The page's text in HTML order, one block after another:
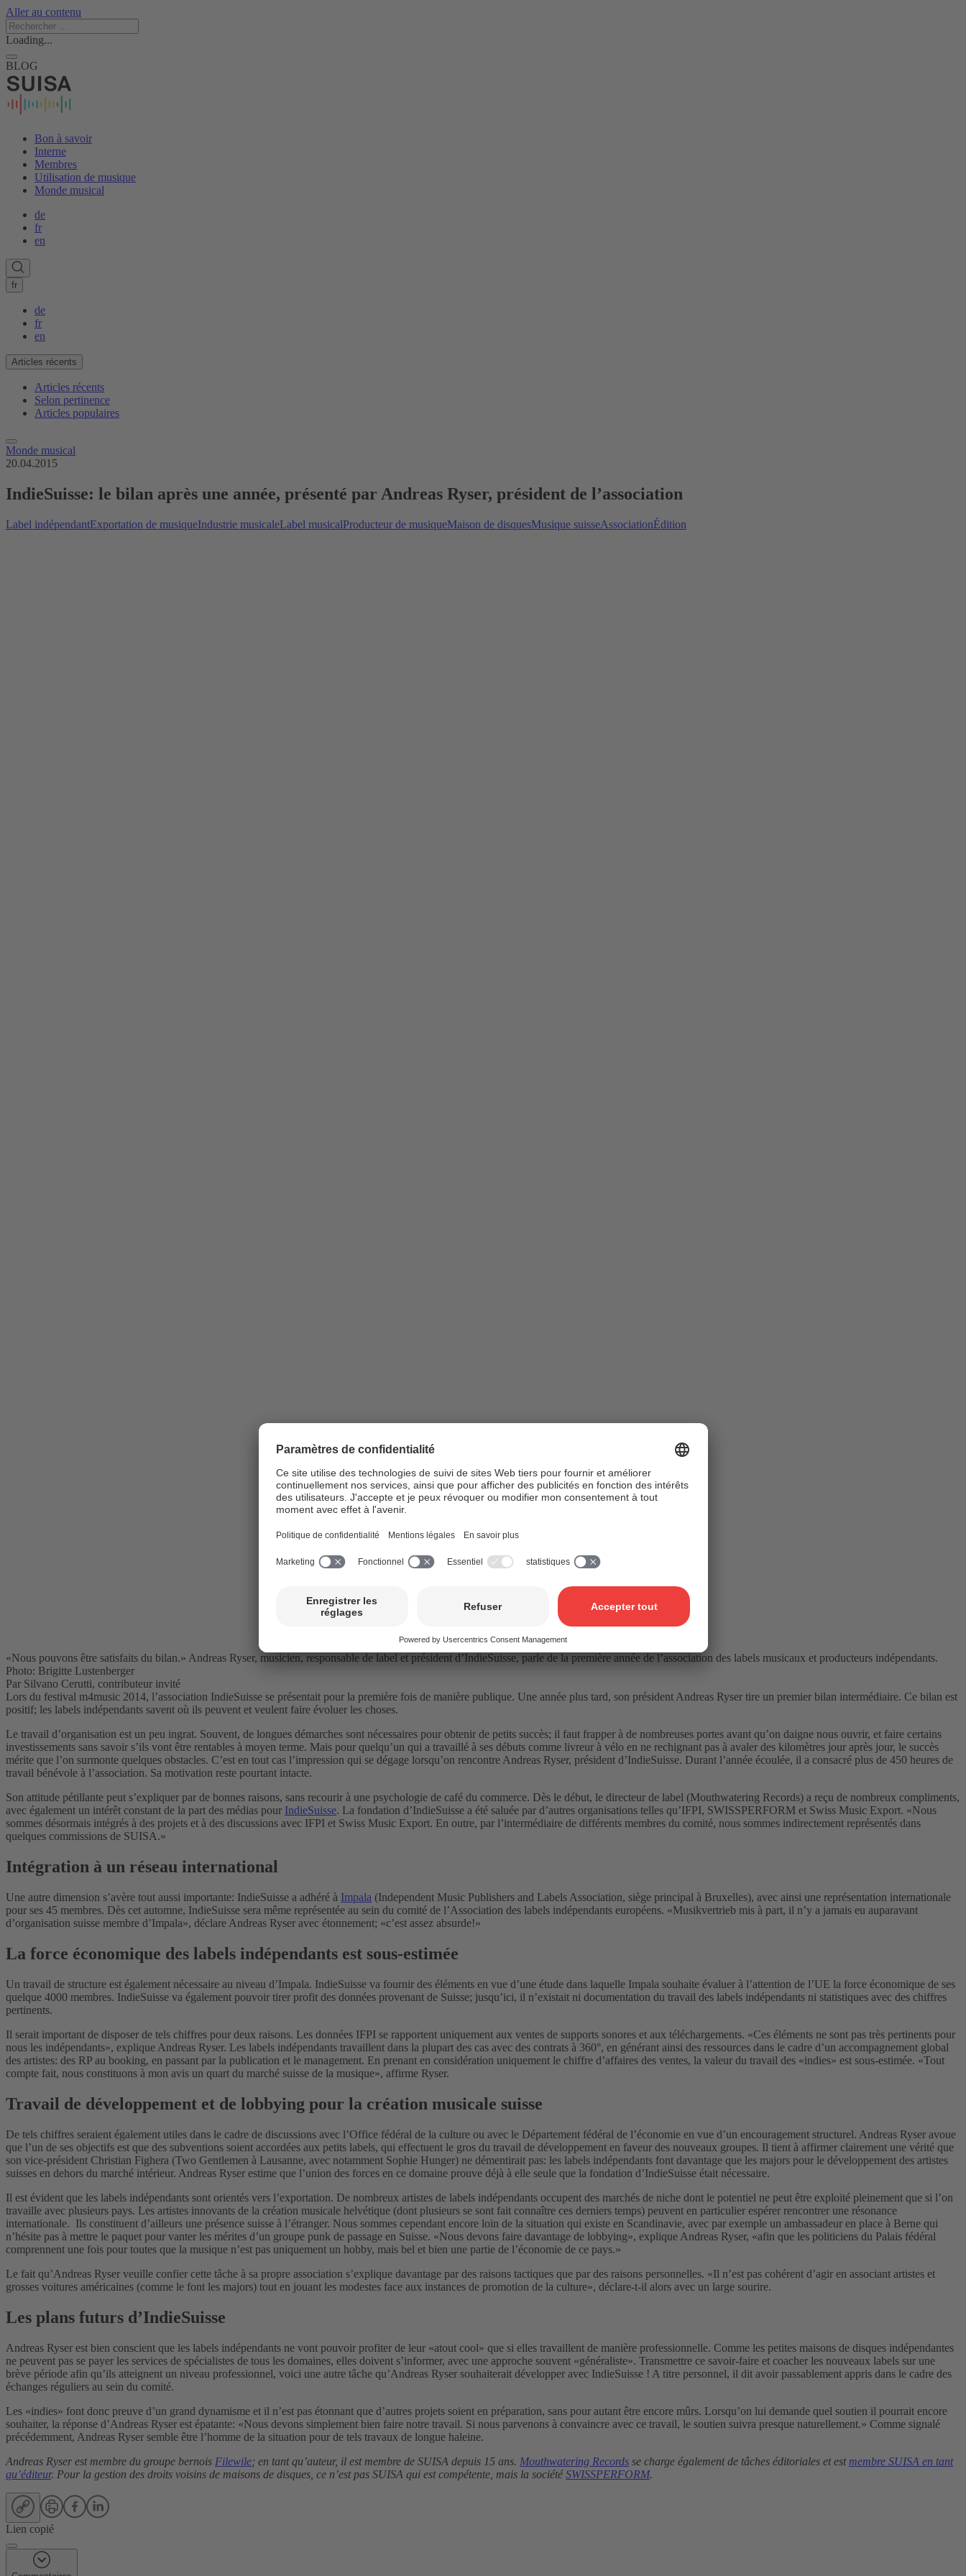
Aller au contenu
Loading...
BLOG
Bon à savoir
Interne
Membres
Utilisation de musique
Monde musical
de
fr
en
fr
de
fr
en
Articles récents
Articles récents
Selon pertinence
Articles populaires
Monde musical
20.04.2015
IndieSuisse: le bilan après une année, présenté par Andreas Ryser, président de l’association
Label indépendantExportation de musiqueIndustrie musicaleLabel musicalProducteur de musiqueMaison de disquesMusique suisseAssociationÉdition
«Nous pouvons être satisfaits du bilan.» Andreas Ryser, musicien, responsable de label et président d’IndieSuisse, parle de la première année de l’association des labels musicaux et producteurs indépendants.
Photo: Brigitte Lustenberger
Par Silvano Cerutti, contributeur invité
Lors du festival m4music 2014, l’association IndieSuisse se présentait pour la première fois de manière publique. Une année plus tard, son président Andreas Ryser tire un premier bilan intermédiaire. Ce bilan est
positif; les labels indépendants savent où ils peuvent et veulent faire évoluer les choses.
Le travail d’organisation est un peu ingrat. Souvent, de longues démarches sont nécessaires pour obtenir de petits succès; il faut frapper à de nombreuses portes avant qu’on daigne nous ouvrir, et faire certains
investissements sans savoir s’ils vont être rentables à moyen terme. Mais pour quelqu’un qui a travaillé à ses débuts comme livreur à vélo en ne rechignant pas à avaler des kilomètres jour après jour, le succès
mérite que l’on surmonte quelques obstacles. C’est en tout cas l’impression qui se dégage lorsqu’on rencontre Andreas Ryser, président d’IndieSuisse. Durant l’année écoulée, il a consacré plus de 450 heures de
travail bénévole à l’association. Sa motivation reste pourtant intacte.
Son attitude pétillante peut s’expliquer par de bonnes raisons, sans recourir à une psychologie de café du commerce. Dès le début, le directeur de label (Mouthwatering Records) a reçu de nombreux compliments,
avec également un intérêt constant de la part des médias pour IndieSuisse. La fondation d’IndieSuisse a été saluée par d’autres organisations telles qu’IFPI, SWISSPERFORM et Swiss Music Export. «Nous
sommes désormais intégrés à des projets et à des discussions avec IFPI et Swiss Music Export. En outre, par l’intermédiaire de différents membres du comité, nous sommes indirectement représentés dans
quelques commissions de SUISA.»
Intégration à un réseau international
Une autre dimension s’avère tout aussi importante: IndieSuisse a adhéré à Impala (Independent Music Publishers and Labels Association, siège principal à Bruxelles), avec ainsi une représentation internationale
pour ses 45 membres. Dès cet automne, IndieSuisse sera même représentée au sein du comité de l’Association des labels indépendants européens. «Musikvertrieb mis à part, il n’y a jamais eu auparavant
d’organisation suisse membre d’Impala», déclare Andreas Ryser avec étonnement; «c’est assez absurde!»
La force économique des labels indépendants est sous-estimée
Un travail de structure est également nécessaire au niveau d’Impala. IndieSuisse va fournir des éléments en vue d’une étude dans laquelle Impala souhaite évaluer à l’attention de l’UE la force économique de ses
quelque 4000 membres. IndieSuisse va également pouvoir tirer profit des données provenant de Suisse; jusqu’ici, il n’existait ni documentation du travail des labels indépendants ni statistiques avec des chiffres
pertinents.
Il serait important de disposer de tels chiffres pour deux raisons. Les données IFPI se rapportent uniquement aux ventes de supports sonores et aux téléchargements. «Ces éléments ne sont pas très pertinents pour
nous les indépendants», explique Andreas Ryser. Les labels indépendants travaillent dans la plupart des cas avec des contrats à 360°, en générant ainsi des ressources dans le cadre d’un accompagnement global
des artistes: des RP au booking, en passant par la publication et le management. En prenant en considération uniquement le chiffre d’affaires des ventes, la valeur du travail des «indies» est sous-estimée. «Tout
compte fait, nous constituons à mon avis un quart du marché suisse de la musique», affirme Ryser.
Travail de développement et de lobbying pour la création musicale suisse
De tels chiffres seraient également utiles dans le cadre de discussions avec l’Office fédéral de la culture ou avec le Département fédéral de l’économie en vue d’un encouragement structurel. Andreas Ryser avoue
que l’un de ses objectifs est que des subventions soient accordées aux petits labels, qui effectuent le gros du travail de développement en faveur des nouveaux groupes. Il tient à affirmer clairement une vérité que
son vice-président Christian Fighera (Two Gentlemen à Lausanne, avec notamment Sophie Hunger) ne démentirait pas: les labels indépendants font davantage que les majors pour le développement des artistes
suisses en dehors du marché intérieur. Andreas Ryser estime que l’union des forces en ce domaine prouve déjà à elle seule que la fondation d’IndieSuisse était nécessaire.
Il est évident que les labels indépendants sont orientés vers l’exportation. De nombreux artistes de labels indépendants occupent des marchés de niche dont le potentiel ne peut être exploité pleinement que si l’on
travaille avec plusieurs pays. Les artistes innovants de la création musicale helvétique (dont plusieurs se sont fait connaître ces derniers temps) peuvent en particulier espérer rencontrer une résonance
internationale. Ils constituent d’ailleurs une présence suisse à l’étranger. Nous sommes cependant encore loin de la situation qui existe en Scandinavie, avec par exemple un ambassadeur en place à Berne qui
n’hésite pas à mettre le paquet pour vanter les mérites d’un groupe punk de passage en Suisse. «Nous devons faire davantage de lobbying», explique Andreas Ryser, «afin que les politiciens du Palais fédéral
comprennent une fois pour toutes que la musique n’est pas uniquement un hobby, mais bel et bien une partie de l’économie de ce pays.»
Le fait qu’Andreas Ryser veuille confier cette tâche à sa propre association s’explique davantage par des raisons tactiques que par des raisons personnelles. «Il n’est pas cohérent d’agir en associant artistes et
grosses voitures américaines (comme le font les majors) tout en jouant les modestes face aux instances de promotion de la culture», déclare-t-il alors avec un large sourire.
Les plans futurs d’IndieSuisse
Andreas Ryser est bien conscient que les labels indépendants ne vont pouvoir profiter de leur «atout cool» que si elles travaillent de manière professionnelle. Comme les petites maisons de disques indépendantes
ne peuvent pas se payer les services de spécialistes de tous les domaines, elles doivent s’informer, avec une approche souvent «généraliste». Transmettre ce savoir-faire et coacher les nouveaux labels sur une
brève période afin qu’ils atteignent un niveau professionnel, voici une autre tâche qu’Andreas Ryser souhaiterait développer avec IndieSuisse ! A titre personnel, il dit avoir passablement appris dans le cadre des
échanges réguliers au sein du comité.
Les «indies» font donc preuve d’un grand dynamisme et il n’est pas étonnant que d’autres projets soient en préparation, sans pour autant être encore mûrs. Lorsqu’on lui demande quel soutien il pourrait encore
souhaiter, la réponse d’Andreas Ryser est épatante: «Nous devons simplement bien faire notre travail. Si nous parvenons à convaincre avec ce travail, le soutien suivra presque naturellement.» Comme signalé
précédemment, Andreas Ryser semble être l’homme de la situation pour de tels travaux de longue haleine.
Andreas Ryser est membre du groupe bernois Filewile; en tant qu’auteur, il est membre de SUISA depuis 15 ans. Mouthwatering Records se charge également de tâches éditoriales et est membre SUISA en tant
qu’éditeur. Pour la gestion des droits voisins de maisons de disques, ce n’est pas SUISA qui est compétente, mais la sociétéSWISSPERFORM.
Lien copié